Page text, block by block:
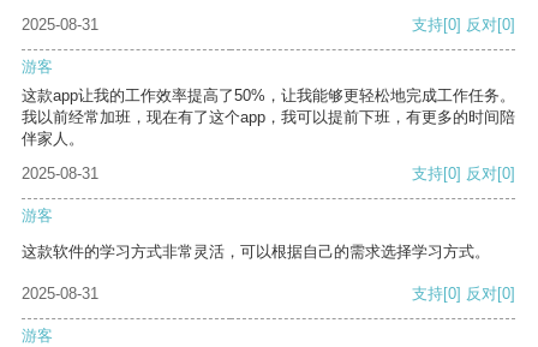
2025-08-31
支持[0] 反对[0]
游客
这款app让我的工作效率提高了50%，让我能够更轻松地完成工作任务。
我以前经常加班，现在有了这个app，我可以提前下班，有更多的时间陪
伴家人。
2025-08-31
支持[0] 反对[0]
游客
这款软件的学习方式非常灵活，可以根据自己的需求选择学习方式。
2025-08-31 支持[0] 反对[0]
游客